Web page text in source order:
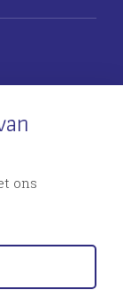
ons